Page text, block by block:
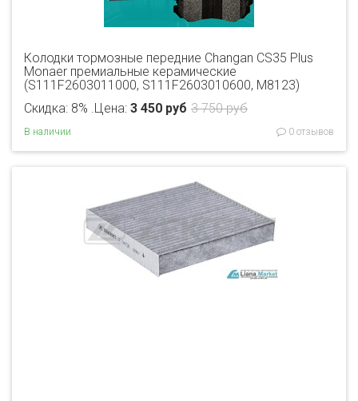
Колодки тормозные передние Changan CS35 Plus
Monaer премиальные керамические
(S111F2603011000, S111F2603010600, M8123)
3 750 руб
Цена: 3 450 руб
Скидка: 8% .
В наличии 0 отзывов